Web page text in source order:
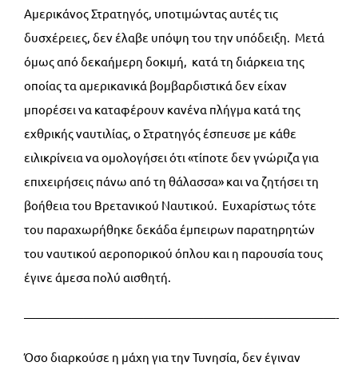
Αμερικάνος Στρατηγός, υποτιμώντας αυτές τις
δυσχέρειες, δεν έλαβε υπόψη του την υπόδειξη. Μετά
όμως από δεκαήμερη δοκιμή, κατά τη διάρκεια της
οποίας τα αμερικανικά βομβαρδιστικά δεν είχαν
μπορέσει να καταφέρουν κανένα πλήγμα κατά της
εχθρικής ναυτιλίας, ο Στρατηγός έσπευσε με κάθε
ειλικρίνεια να ομολογήσει ότι «τίποτε δεν γνώριζα για
επιχειρήσεις πάνω από τη θάλασσα» και να ζητήσει τη
βοήθεια του Βρετανικού Ναυτικού. Ευχαρίστως τότε
του παραχωρήθηκε δεκάδα έμπειρων παρατηρητών
του ναυτικού αεροπορικού όπλου και η παρουσία τους
έγινε άμεσα πολύ αισθητή.
——————————————————————————-
Όσο διαρκούσε η μάχη για την Τυνησία, δεν έγιναν